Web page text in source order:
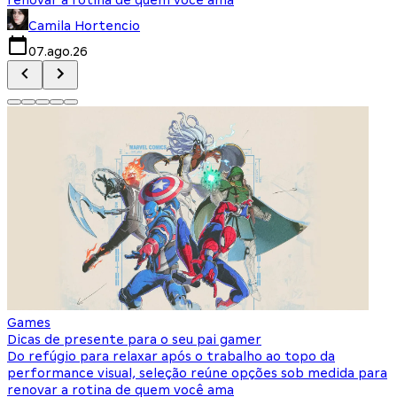
Camila Hortencio
07.ago.26
Games
Dicas de presente para o seu pai gamer
Do refúgio para relaxar após o trabalho ao topo da
performance visual, seleção reúne opções sob medida para
renovar a rotina de quem você ama